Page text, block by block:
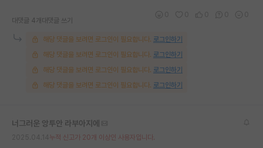
대댓글 4개 대댓글 쓰기
해당 댓글을 보려면 로그인이 필요합니다. 로그인하기
해당 댓글을 보려면 로그인이 필요합니다. 로그인하기
해당 댓글을 보려면 로그인이 필요합니다. 로그인하기
해당 댓글을 보려면 로그인이 필요합니다. 로그인하기
너그러운 앙투안 라부아지에
누적 신고가 20개 이상인 사용자입니다.